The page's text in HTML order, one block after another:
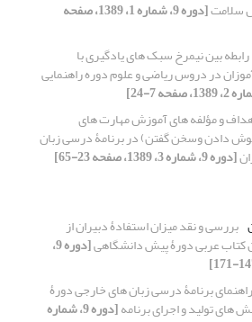
سلامت [دوره 9، شماره 1، 1389، صفحه
رابطه بین نیمرخ سبک های یادگیری با
در دروس ریاضی و علوم دوره راهنمایی
و مؤلفه های آموزش مهارت های
دادن وسخن گفتن) در برنامۀ درسی زبان
[دوره 9، شماره 3، 1389، صفحه 23-65]
بررسی و نقد میزان استفادۀ دبیران از
عربی دورۀ پیش دانشگاهی [دوره 9،
راهنمای برنامۀ درسی زبان های خارجی دورۀ
تولید و اجرای برنامه [دوره 9، شماره